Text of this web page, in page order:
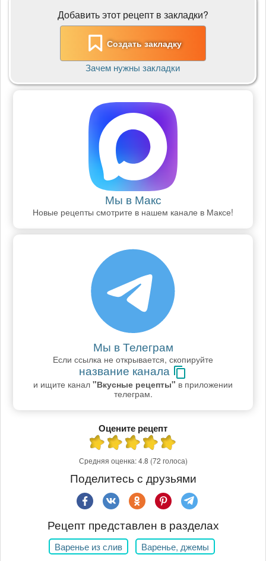
Добавить этот рецепт в закладки?
Создать закладку
Зачем нужны закладки
Мы в Макс
Новые рецепты смотрите в нашем канале в Максе!
Мы в Телеграм
Если ссылка не открывается, скопируйте
название канала
и ищите канал "Вкусные рецепты" в приложении
телеграм.
Оцените рецепт
Средняя оценка:4.8 (72 голоса)
Поделитесь с друзьями
Рецепт представлен в разделах
Варенье из слив Варенье, джемы